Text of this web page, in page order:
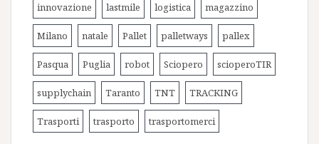
innovazione lastmile logistica magazzino
Milano natale Pallet palletways pallex
Pasqua Puglia robot Sciopero scioperoTIR
supplychain Taranto TNT TRACKING
Trasporti trasporto trasportomerci